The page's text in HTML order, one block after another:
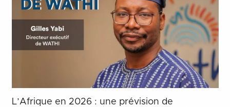
L’Afrique en 2026 : une prévision de